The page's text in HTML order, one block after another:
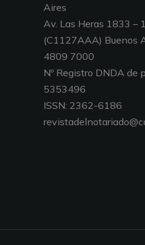
Aires
Av. Las Heras 1833 –
(C1127AAA) Buenos
4809 7000
Nº Registro DNDA de
5353496
ISSN: 2362-6186